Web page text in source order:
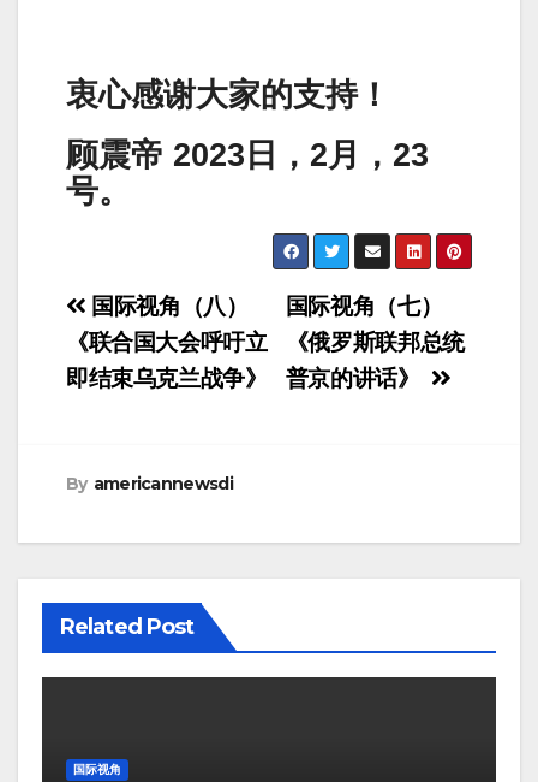
衷心感谢大家的支持！
顾震帝 2023日，2月，23
号。
Post
navigation
国际视角（七）
《俄罗斯联邦总统
普京的讲话》
国际视角（八）
《联合国大会呼吁立
即结束乌克兰战争》
By americannewsdi
Related Post
国际视角